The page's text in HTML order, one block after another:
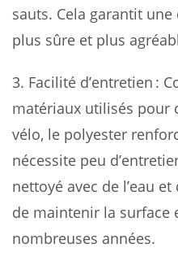
sauts. Cela garantit
plus sûre et plus
3. Facilité d’entretien :
matériaux utilisés pour
vélo, le polyester
nécessite peu
nettoyé avec de l’eau
de maintenir la surface
nombreuses années.